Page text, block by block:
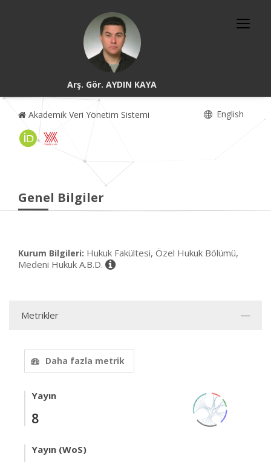
Arş. Gör. AYDIN KAYA
Akademik Veri Yönetim Sistemi English
Genel Bilgiler
Kurum Bilgileri: Hukuk Fakültesi, Özel Hukuk Bölümü,
Medeni Hukuk A.B.D.
Metrikler
Daha fazla metrik
Yayın
8
Yayın (WoS)